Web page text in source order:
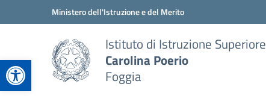
Apri la barra degli strumenti
Vai ai contenuti
Vai al menu di navigazioneMinistero dell'Istruzione e del Merito
Istituto di Istruzione Superiore
Carolina Poerio
Foggia